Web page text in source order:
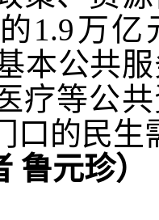
1.9万
本公共
疗等公
口的民生
鲁元珍）